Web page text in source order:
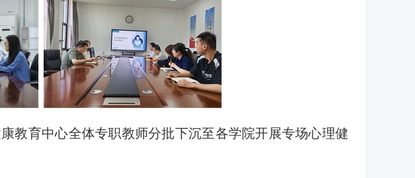
教育中心全体专职教师分批下沉至各学院开展专场心理健